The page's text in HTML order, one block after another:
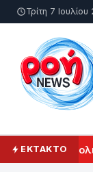
Τρίτη 7
ΕΚΤΑΚΤΟ
Αρμενικού